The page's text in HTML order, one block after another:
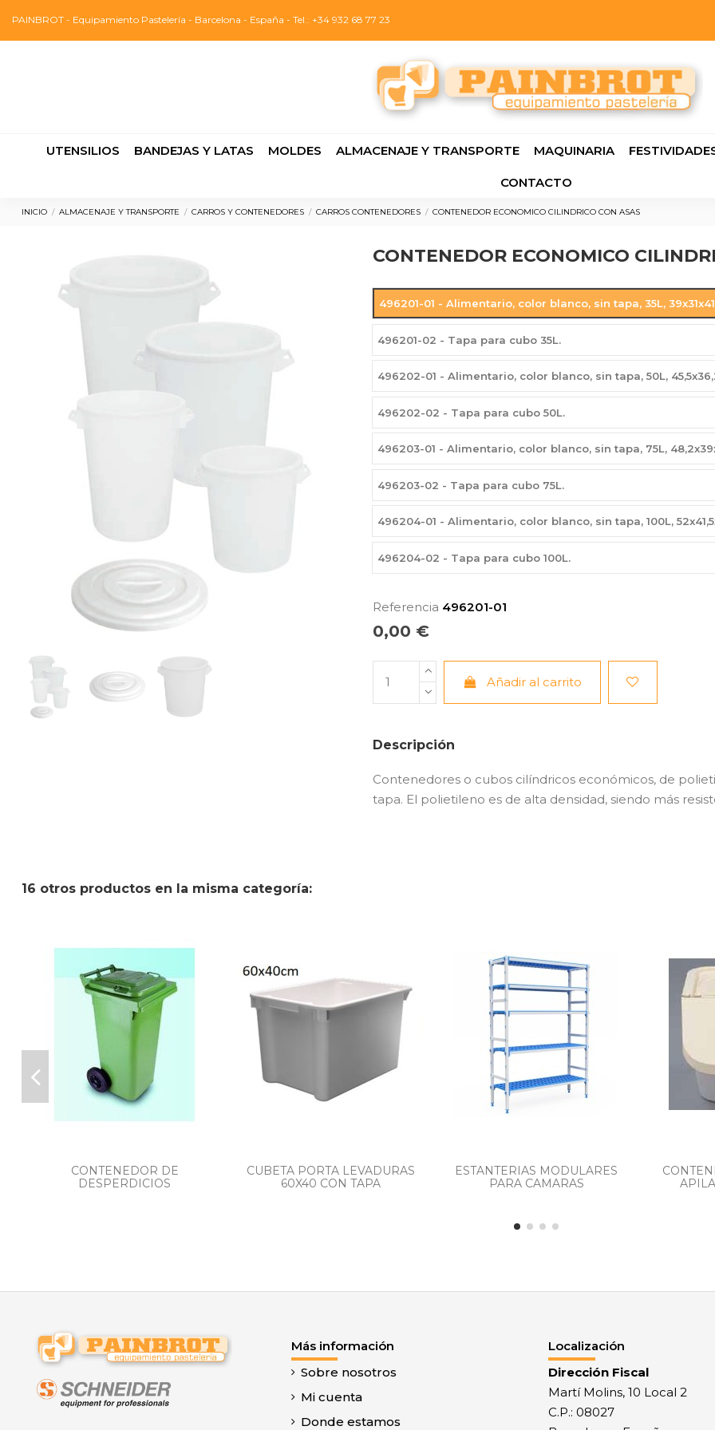
PAINBROT - Equipamiento Pastelería - Barcelona - España - Tel.: +34 932 68 77 23
UTENSILIOS BANDEJAS Y LATAS MOLDES ALMACENAJE Y TRANSPORTE MAQUINARIA
CONTACTO
INICIO ALMACENAJE Y TRANSPORTE CARROS Y CONTENEDORES CARROS CONTENEDORES CONTENEDOR ECONOMICO CILINDRICO CON ASAS
CONTENEDOR ECONOMICO
496204-02 - Tapa para cubo 100L.
496204-01 - Alimentario, color blanco, sin tapa, 100L,
496203-02 - Tapa para cubo 75L.
496203-01 - Alimentario, color blanco, sin tapa, 75L,
496202-02 - Tapa para cubo 50L.
496202-01 - Alimentario, color blanco, sin tapa, 50L,
496201-02 - Tapa para cubo 35L.
496201-01 - Alimentario, color blanco, sin tapa, 35L,
Referencia 496201-01
0,00 €
Añadir al carrito
Descripción
Contenedores o cubos cilíndricos económicos, de
tapa. El polietileno es de alta densidad, siendo más
16 otros productos en la misma categoría:
CONTENEDOR DE
DESPERDICIOS
CUBETA PORTA LEVADURAS
60X40 CON TAPA
ESTANTERIAS MODULARES
PARA CAMARAS
Más información
Sobre nosotros
Mi cuenta
Donde estamos
Localización
Dirección Fiscal
Martí Molins, 10 Local 2
C.P.: 08027